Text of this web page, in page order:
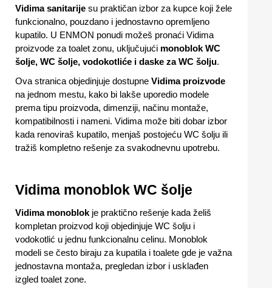
Vidima sanitarije su praktičan izbor za kupce koji žele
funkcionalno, pouzdano i jednostavno opremljeno
kupatilo. U ENMON ponudi možeš pronaći Vidima
proizvode za toalet zonu, uključujući monoblok WC
šolje, WC šolje, vodokotliće i daske za WC šolju.
Ova stranica objedinjuje dostupne Vidima proizvode
na jednom mestu, kako bi lakše uporedio modele
prema tipu proizvoda, dimenziji, načinu montaže,
kompatibilnosti i nameni. Vidima može biti dobar izbor
kada renoviraš kupatilo, menjaš postojeću WC šolju ili
tražiš kompletno rešenje za svakodnevnu upotrebu.
Vidima monoblok WC šolje
Vidima monoblok je praktično rešenje kada želiš
kompletan proizvod koji objedinjuje WC šolju i
vodokotlić u jednu funkcionalnu celinu. Monoblok
modeli se često biraju za kupatila i toalete gde je važna
jednostavna montaža, pregledan izbor i usklađen
izgled toalet zone.